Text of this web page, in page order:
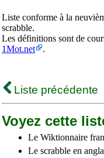
Liste conforme à la
scrabble.
Les définitions sont de
1Mot.net
.
Liste précédente
Voyez cette
Le Wiktionnaire
Le scrabble en